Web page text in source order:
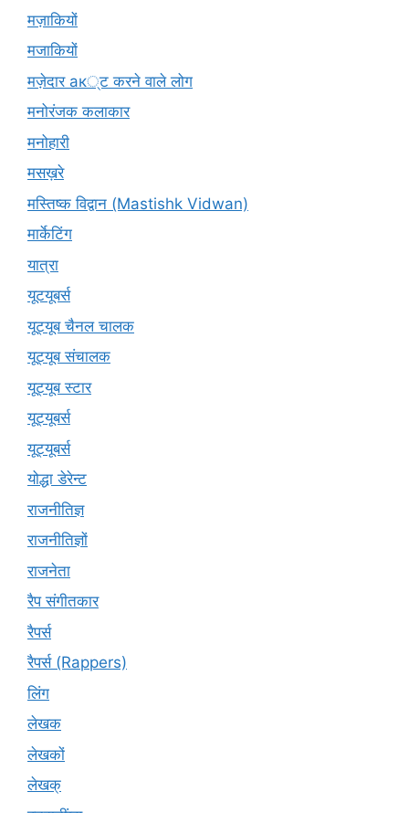
मज़ाकियों
मजाकियों
मज़ेदार ак्ट करने वाले लोग
मनोरंजक कलाकार
मनोहारी
मसख़रे
मस्तिष्क विद्वान (Mastishk Vidwan)
मार्केटिंग
यात्रा
यूटयूबर्स
यूट्यूब चैनल चालक
यूट्यूब संचालक
यूट्यूब स्टार
यूट्यूबर्स
यूट्‍यूबर्स
योद्धा डेरेन्ट
राजनीतिज्ञ
राजनीतिज्ञों
राजनेता
रैप संगीतकार
रैपर्स
रैपर्स (Rappers)
लिंग
लेखक
लेखकों
लेखक्